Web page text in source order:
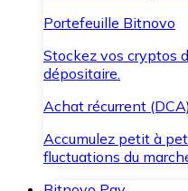
Portefeuille Bitnovo
Stockez vos cryptos
dépositaire.
Achat récurrent (DCA)
Accumulez petit à
fluctuations du